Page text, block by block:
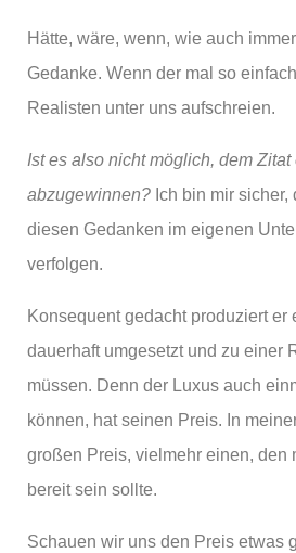
Hätte, wäre, wenn, wie auch
Gedanke. Wenn der mal so
Realisten unter uns aufschreien.
Ist es also nicht möglich, dem
abzugewinnen? Ich bin mir
diesen Gedanken im eigenen
verfolgen.
Konsequent gedacht produziert er
dauerhaft umgesetzt und zu einer
müssen. Denn der Luxus auch
können, hat seinen Preis. In
großen Preis, vielmehr einen, den
bereit sein sollte.
Schauen wir uns den Preis etwas